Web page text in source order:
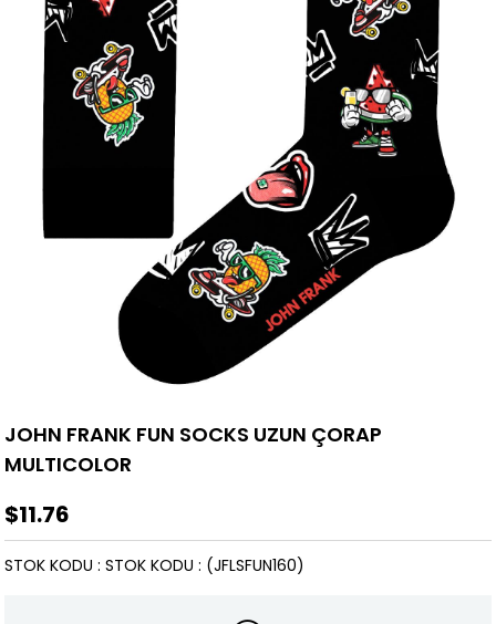
JOHN FRANK FUN SOCKS UZUN ÇORAP
MULTICOLOR
$11.76
(JFLSFUN160)
STOK KODU STOK KODU